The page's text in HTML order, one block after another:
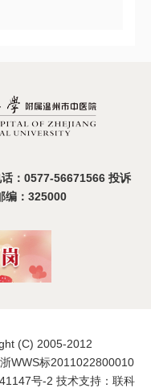
：0577-56671566 投诉
编：325000
(C) 2005-2012
WWS标2011022800010
号-2 技术支持：联科